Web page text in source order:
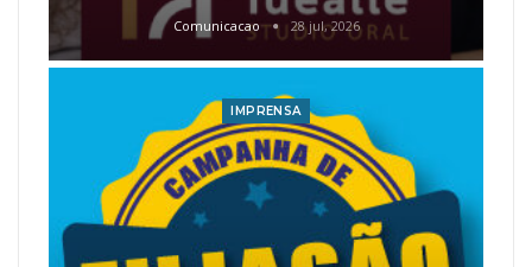
Comunicacao 28 jul, 2026
IMPRENSA